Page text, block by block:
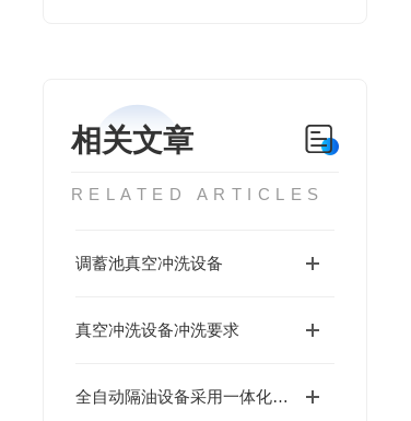
相关文章
RELATED ARTICLES
调蓄池真空冲洗设备
真空冲洗设备冲洗要求
全自动隔油设备采用一体化设计制作,智能化程度高